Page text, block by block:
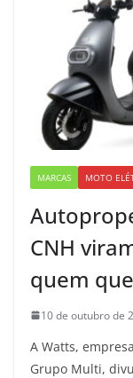
MARCAS MOTO
CNH
quem
10 de outubro de
A Watts,
Grupo Multi,